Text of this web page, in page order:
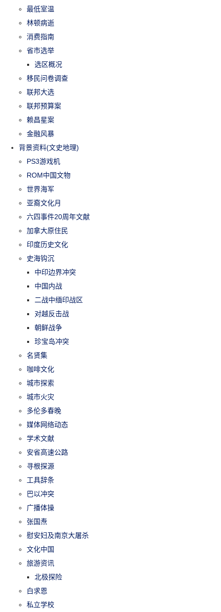
最低室温
林顿病逝
消费指南
省市选举
选区概况
移民问卷调查
联邦大选
联邦预算案
赖昌星案
金融风暴
背景资料(文史地理)
PS3游戏机
ROM中国文物
世界海军
亚裔文化月
六四事件20周年文献
加拿大原住民
印度历史文化
史海钩沉
中印边界冲突
中国内战
二战中缅印战区
对越反击战
朝鲜战争
珍宝岛冲突
名贤集
咖啡文化
城市探索
城市火灾
多伦多春晚
媒体网络动态
学术文献
安省高速公路
寻根探源
工具辞条
巴以冲突
广播体操
张国焘
慰安妇及南京大屠杀
文化中国
旅游资讯
北极探险
白求恩
私立学校